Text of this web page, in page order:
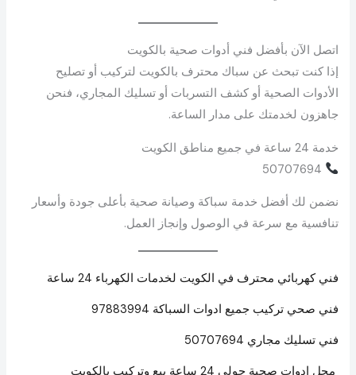
اتصل الآن بأفضل فني أدوات صحية بالكويت
إذا كنت تبحث عن سباك محترف بالكويت لتركيب أو تصليح
الأدوات الصحية أو كشف التسربات أو تسليك المجاري، فنحن
جاهزون لخدمتك على مدار الساعة.
خدمة 24 ساعة في جميع مناطق الكويت
نضمن لك أفضل خدمة سباكة وصيانة صحية بأعلى جودة وأسعار
تنافسية مع سرعة في الوصول وإنجاز العمل.
فني كهربائي محترف في الكويت لخدمات الكهرباء 24 ساعة
فني صحي تركيب جميع ادوات السباكة 97883994
فني تسليك مجاري 50707694
محل ادوات صحية حولي 24 ساعة بيع وتركيب بالكويت